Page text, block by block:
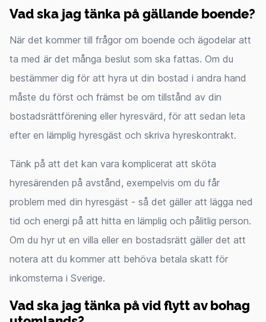
Vad ska jag tänka på gällande boende?
När det kommer till frågor om boende och ägodelar att
ta med är det många beslut som ska fattas. Om du
bestämmer dig för att hyra ut din bostad i andra hand
måste du först och främst be om tillstånd av din
bostadsrättförening eller hyresvärd, för att sedan leta
efter en lämplig hyresgäst och skriva hyreskontrakt.
Tänk på att det kan vara komplicerat att sköta
hyresärenden på avstånd, exempelvis om du får
problem med din hyresgäst - så det gäller att lägga ned
tid och energi på att hitta en lämplig och pålitlig person.
Om du hyr ut en villa eller en bostadsrätt gäller det att
notera att du kommer att behöva betala skatt för
inkomsterna i Sverige.
Vad ska jag tänka på vid flytt av bohag